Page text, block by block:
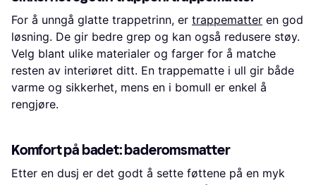
For å unngå glatte trappetrinn, er trappematter en god
løsning. De gir bedre grep og kan også redusere støy.
Velg blant ulike materialer og farger for å matche
resten av interiøret ditt. En trappematte i ull gir både
varme og sikkerhet, mens en i bomull er enkel å
rengjøre.
Komfort på badet: baderomsmatter
Etter en dusj er det godt å sette føttene på en myk